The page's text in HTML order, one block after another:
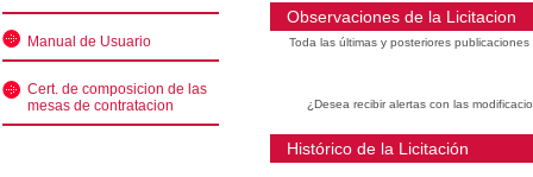
Manual de Usuario
Cert. de composicion de las
mesas de contratacion
Observaciones de la Licitacion
Toda las últimas y posteriores
¿Desea recibir alertas con las
Histórico de la Licitación